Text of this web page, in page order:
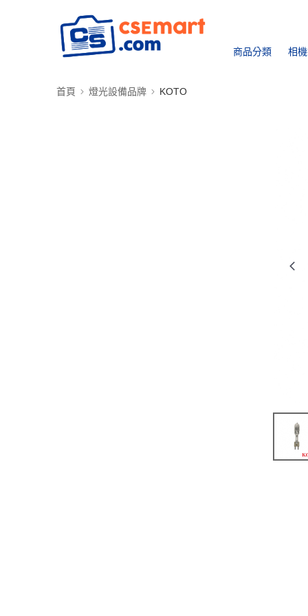
商品分類 相
首頁 燈光設備品牌 KOTO